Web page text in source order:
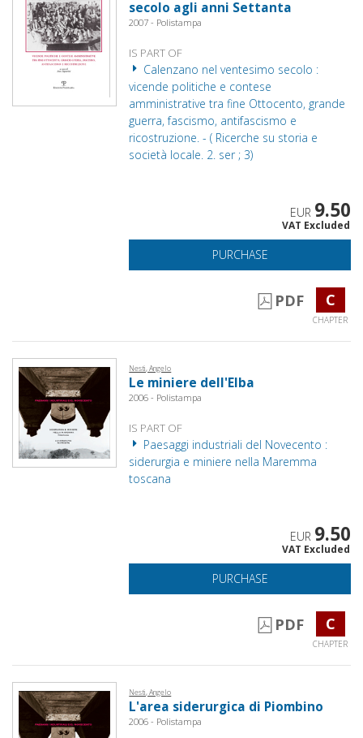
secolo agli anni Settanta
2007 - Polistampa
IS PART OF
Calenzano nel ventesimo secolo :
vicende politiche e contese
amministrative tra fine Ottocento, grande
guerra, fascismo, antifascismo e
ricostruzione. - ( Ricerche su storia e
società locale. 2. ser ; 3)
EUR 9.50
VAT Excluded
PURCHASE
PDF C
CHAPTER
Nesti, Angelo
Le miniere dell'Elba
2006 - Polistampa
IS PART OF
Paesaggi industriali del Novecento :
siderurgia e miniere nella Maremma
toscana
EUR 9.50
VAT Excluded
PURCHASE
PDF C
CHAPTER
Nesti, Angelo
L'area siderurgica di Piombino
2006 - Polistampa